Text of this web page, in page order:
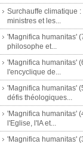
Surchauffe climatique :
ministres et les...
'Magnifica humanitas'
philosophe et...
'Magnifica humanitas'
l'encyclique de...
'Magnifica humanitas'
défis théologiques...
'Magnifica humanitas'
l'Eglise, l'IA et...
'Magnifica humanitas'